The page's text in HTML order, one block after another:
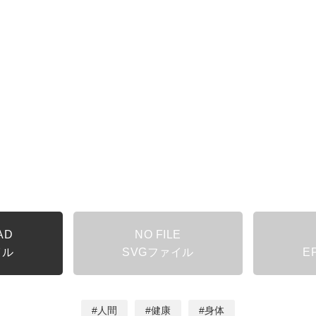
NO FILE
SVGファイル
人間 健康 身体